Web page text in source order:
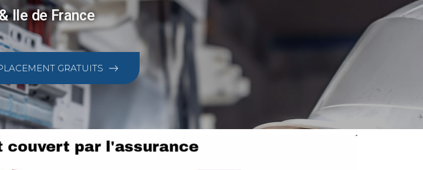
Ile de France
GRATUITS